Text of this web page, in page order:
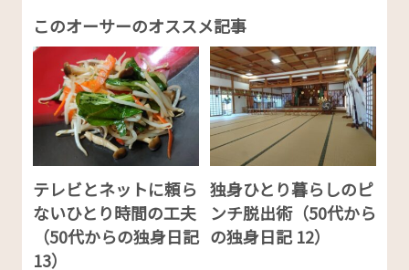
このオーサーのオススメ記事
テレビとネットに頼ら
ないひとり時間の工夫
（50代からの独身日記
13）
独身ひとり暮らしのピ
ンチ脱出術（50代から
の独身日記 12）